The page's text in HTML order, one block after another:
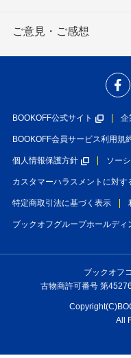
ご意見・ご感想
BOOKOFF公式サイト 企
BOOKOFF会員サービス利用規
個人情報保護方針 ソー
カスタマーハラスメントに対す
特定商取引法に基づく表示
ブックオフグループホールディ
ブックオフ
古物商許可番号 第
All